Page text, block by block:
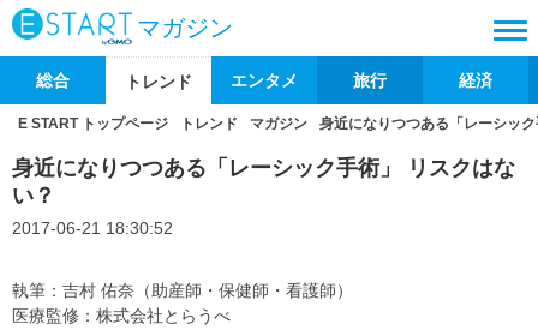
マガジン
総合 トレンド エンタメ 旅行 経済
E START トップページ トレンド マガジン 身近になりつつある「レーシッ
身近になりつつある「レーシック手術」 リスクはな
い？
2017-06-21 18:30:52
執筆：吉村 佑奈（助産師・保健師・看護師）
医療監修：株式会社とらうべ